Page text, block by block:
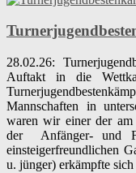
28.02.26:
Auftakt in die
Mannschaften in
waren wir einer der am
der Anfänger- und
einsteigerfreundlichen
u. jünger) erkämpfte